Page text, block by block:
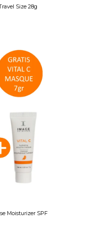
Size 28g
Moisturizer SPF